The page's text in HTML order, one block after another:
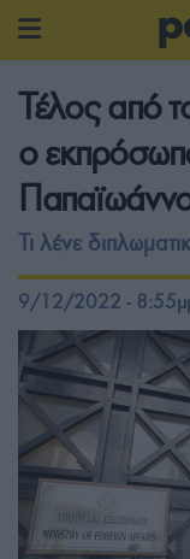
Τέλος από
ο
Τι λένε
9/12/2022 -